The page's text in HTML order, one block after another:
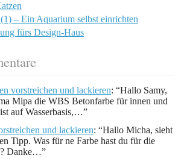
– Ein Aquarium selbst einrichten
fürs Design-Haus
vorstreichen und lackieren: “Hallo Samy,
Mipa die WBS Betonfarbe für innen und
auf Wasserbasis,…”
und lackieren: “Hallo Micha, sieht
Tipp. Was für ne Farbe hast du für die
Danke…”